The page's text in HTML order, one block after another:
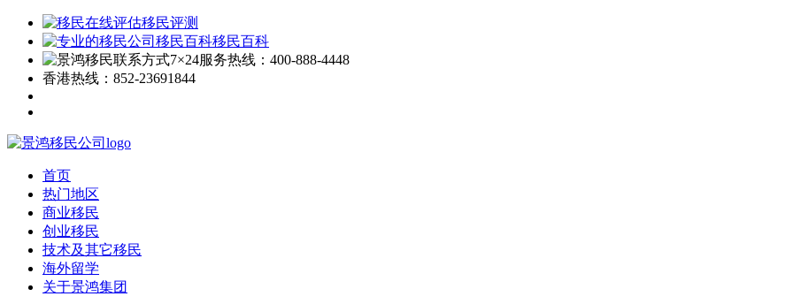
移民评测
移民百科
7×24服务热线： 400-888-4448
香港热线： 852-23691844
首页
热门地区
商业移民
创业移民
技术及其它移民
海外留学
关于景鸿集团